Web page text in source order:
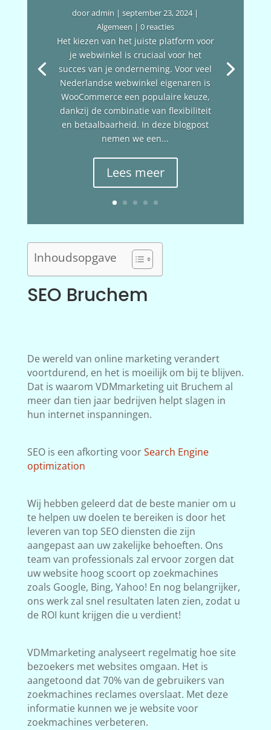
dooradmin |september 23, 2024|
Algemeen | 0 reacties
Het kiezen van het juiste platform voor
je webwinkel is cruciaal voor het
succes van je onderneming. Voor veel
Nederlandse webwinkel eigenaren is
WooCommerce een populaire keuze,
dankzij de combinatie van flexibiliteit
en betaalbaarheid. In deze blogpost
nemen we een...
Lees meer
Inhoudsopgave
SEO Bruchem
De wereld van online marketing verandert
voortdurend, en het is moeilijk om bij te blijven.
Dat is waarom VDMmarketing uit Bruchem al
meer dan tien jaar bedrijven helpt slagen in
hun internet inspanningen.
SEO is een afkorting voorSearch Engine
optimization
Wij hebben geleerd dat de beste manier om u
te helpen uw doelen te bereiken is door het
leveren van top SEO diensten die zijn
aangepast aan uw zakelijke behoeften. Ons
team van professionals zal ervoor zorgen dat
uw website hoog scoort op zoekmachines
zoals Google, Bing, Yahoo! En nog belangrijker,
ons werk zal snel resultaten laten zien, zodat u
de ROI kunt krijgen die u verdient!
VDMmarketing analyseert regelmatig hoe site
bezoekers met websites omgaan. Het is
aangetoond dat 70% van de gebruikers van
zoekmachines reclames overslaat. Met deze
informatie kunnen we je website voor
zoekmachines verbeteren.